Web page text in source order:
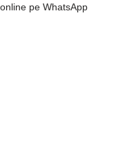
pe WhatsApp